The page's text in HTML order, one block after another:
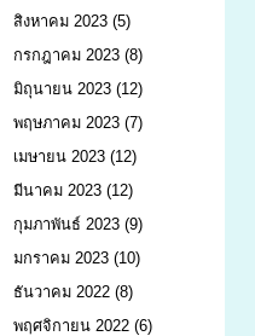
สิงหาคม 2023 (5)
กรกฎาคม 2023 (8)
มิถุนายน 2023 (12)
พฤษภาคม 2023 (7)
เมษายน 2023 (12)
มีนาคม 2023 (12)
กุมภาพันธ์ 2023 (9)
มกราคม 2023 (10)
ธันวาคม 2022 (8)
พฤศจิกายน 2022 (6)